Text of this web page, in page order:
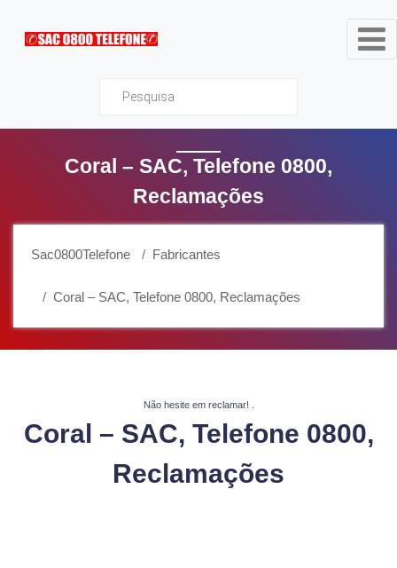
Sac0800Telefone
Coral – SAC, Telefone 0800,
Reclamações
Sac0800Telefone Fabricantes
Coral – SAC, Telefone 0800, Reclamações
Não hesite em reclamar!
Coral – SAC, Telefone 0800,
Reclamações